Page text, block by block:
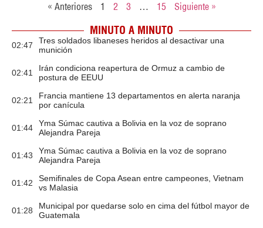
« Anteriores 1 2 3 … 15 Siguiente »
MINUTO A MINUTO
02:47
Tres soldados libaneses heridos al desactivar una
munición
02:41
Irán condiciona reapertura de Ormuz a cambio de
postura de EEUU
02:21
Francia mantiene 13 departamentos en alerta naranja
por canícula
01:44
Yma Súmac cautiva a Bolivia en la voz de soprano
Alejandra Pareja
01:43
Yma Súmac cautiva a Bolivia en la voz de soprano
Alejandra Pareja
01:42
Semifinales de Copa Asean entre campeones, Vietnam
vs Malasia
01:28
Municipal por quedarse solo en cima del fútbol mayor de
Guatemala